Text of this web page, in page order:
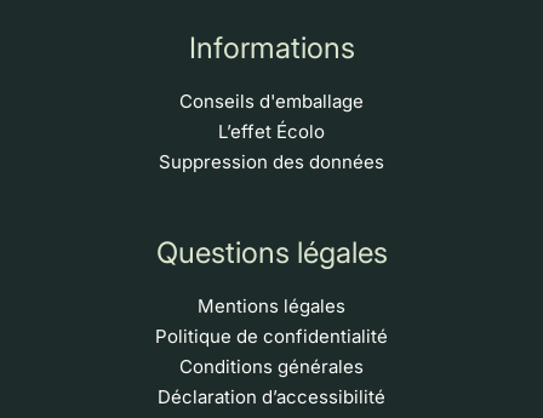
Informations
Conseils d'emballage
L’effet Écolo
Suppression des données
Questions légales
Mentions légales
Politique de confidentialité
Conditions générales
Déclaration d’accessibilité